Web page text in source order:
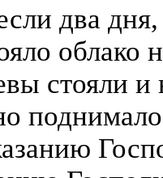
два
стояли и